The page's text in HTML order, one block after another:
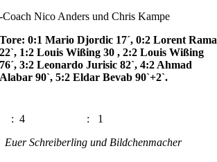
-Coach Nico Anders und Chris Kampe
Tore: 0:1 Mario Djordic 17´, 0:2 Lorent Rama
22`, 1:2 Louis Wißing 30 , 2:2 Louis Wißing
76´, 3:2 Leonardo Jurisic 82`, 4:2 Ahmad
Alabar 90`, 5:2 Eldar Bevab 90`+2`.
: 4
: 1
Euer Schreiberling und Bildchenmacher